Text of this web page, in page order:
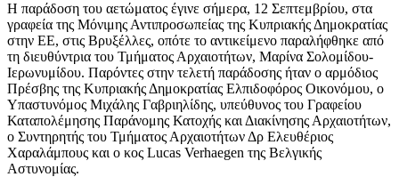
Η παράδοση του αετώματος έγινε σήμερα, 12 Σεπτεμβρίου, στα
γραφεία της Μόνιμης Αντιπροσωπείας της Κυπριακής Δημοκρατίας
στην ΕΕ, στις Βρυξέλλες, οπότε το αντικείμενο παραλήφθηκε από
τη διευθύντρια του Τμήματος Αρχαιοτήτων, Μαρίνα Σολομίδου-
Ιερωνυμίδου. Παρόντες στην τελετή παράδοσης ήταν ο αρμόδιος
Πρέσβης της Κυπριακής Δημοκρατίας Ελπιδοφόρος Οικονόμου, ο
Υπαστυνόμος Μιχάλης Γαβριηλίδης, υπεύθυνος του Γραφείου
Καταπολέμησης Παράνομης Κατοχής και Διακίνησης Αρχαιοτήτων,
ο Συντηρητής του Τμήματος Αρχαιοτήτων Δρ Ελευθέριος
Χαραλάμπους και ο κος Lucas Verhaegen της Βελγικής
Αστυνομίας.